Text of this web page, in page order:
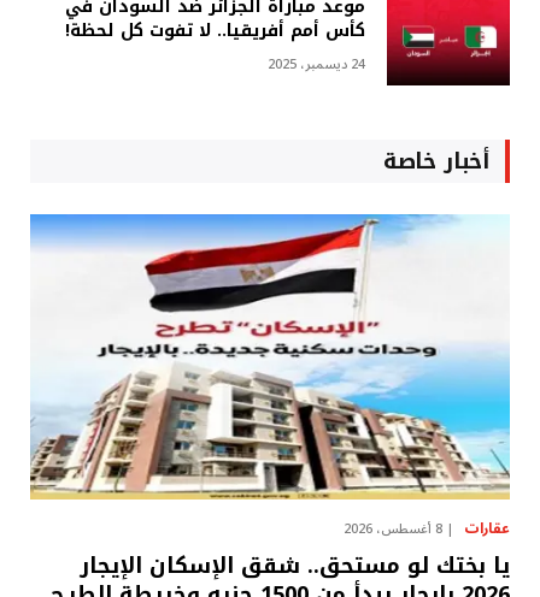
موعد مباراة الجزائر ضد السودان في
كأس أمم أفريقيا.. لا تفوت كل لحظة!
24 ديسمبر، 2025
أخبار خاصة
عقارات 8 أغسطس، 2026
يا بختك لو مستحق.. شقق الإسكان الإيجار